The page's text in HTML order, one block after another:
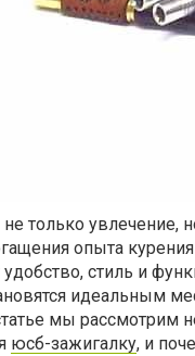
только увлечение,
опыта
стиль и
идеальным
мы рассмотрим
юсб-зажигалку, и